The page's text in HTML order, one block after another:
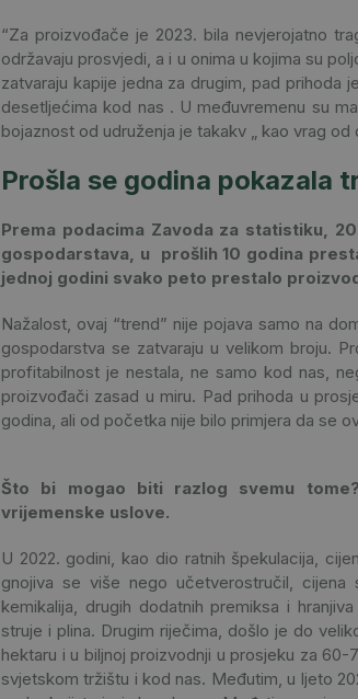
“Za proizvođače je 2023. bila nevjerojatno
održavaju prosvjedi, a i u onima u kojima su
zatvaraju kapije jedna za drugim, pad prihoda
desetljećima kod nas . U međuvremenu su
bojaznost od udruženja je takakv „ kao vrag
Prošla se godina pokazala
Prema podacima Zavoda za statistiku,
gospodarstava, u prošlih 10 godina
jednoj godini svako peto prestalo
Nažalost, ovaj “trend” nije pojava samo na
gospodarstva se zatvaraju u velikom broju.
profitabilnost je nestala, ne samo kod nas,
proizvođači zasad u miru. Pad prihoda u
godina, ali od početka nije bilo primjera da se
Što bi mogao biti razlog svemu
vrijemenske uslove.
U 2022. godini, kao dio ratnih špekulacija,
gnojiva se više nego učetverostručil,
kemikalija, drugih dodatnih premiksa i
struje i plina. Drugim riječima, došlo je do
hektaru i u biljnoj proizvodnji u prosjeku za
svjetskom tržištu i kod nas. Međutim, u ljeto